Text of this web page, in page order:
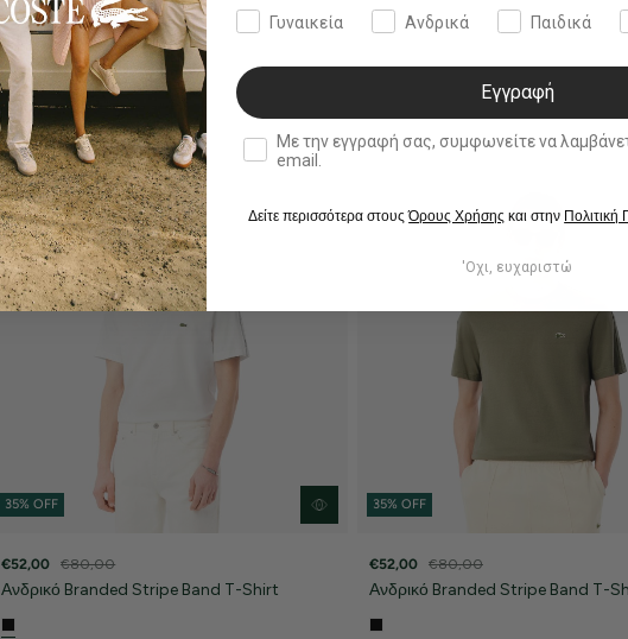
35% OFF
€52,00 €80,00
Ανδρικό Branded Stripe Band T-Shirt
35% OFF
€52,00 €80,00
Ανδρικό Branded Stripe Band T-
Γυναικεία Ανδρικά Παιδικά
Εγγραφή
double opt in
Με την εγγραφή σας, συμφωνείτε να λαμβάνετε
email.
Δείτε περισσότερα στουςΌρους Χρήσης και στην
'Οχι, ευχαριστώ